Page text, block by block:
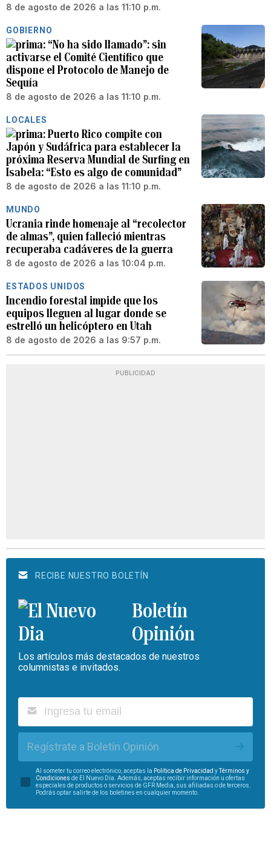
8 de agosto de 2026 a las 11:10 p.m.
GOBIERNO
“No ha sido llamado”: sin
activarse el Comité Científico que
dispone el Protocolo de Manejo de
Sequía
8 de agosto de 2026 a las 11:10 p.m.
LOCALES
Puerto Rico compite con
Japón y Sudáfrica para establecer la
próxima Reserva Mundial de Surfing en
Isabela: “Esto es algo de comunidad”
8 de agosto de 2026 a las 11:10 p.m.
MUNDO
Ucrania rinde homenaje al “recolector
de almas”, quien falleció mientras
recuperaba cadáveres de la guerra
8 de agosto de 2026 a las 10:04 p.m.
ESTADOS UNIDOS
Incendio forestal impide que los
equipos lleguen al lugar donde se
estrelló un helicóptero en Utah
8 de agosto de 2026 a las 9:57 p.m.
PUBLICIDAD
RECIBE NUESTRO BOLETÍN
Boletín
Opinión
Los artículos más destacados de nuestros
columnistas e invitados.
Regístrate a Boletín Opinión
Al someter tu correo electrónico, aceptas la Política de Privacidad yTérminos y
Condiciones de El Nuevo Día. Además, aceptas recibir información u ofertas
especiales de productos o servicios de GFR Media, sus afiliadas o de terceros.
Podrás optar salirte de los boletines en cualquier momento.